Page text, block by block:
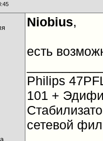
Niobius,
есть
Philips
101 +
сетевой